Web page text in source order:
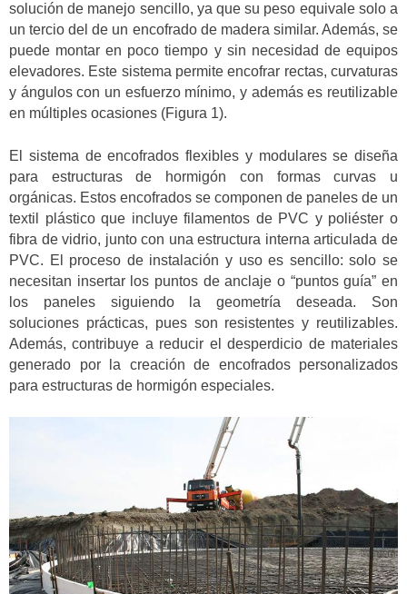
solución de manejo sencillo, ya que su peso equivale solo a
un tercio del de un encofrado de madera similar. Además, se
puede montar en poco tiempo y sin necesidad de equipos
elevadores. Este sistema permite encofrar rectas, curvaturas
y ángulos con un esfuerzo mínimo, y además es reutilizable
en múltiples ocasiones (Figura 1).
El sistema de encofrados flexibles y modulares se diseña
para estructuras de hormigón con formas curvas u
orgánicas. Estos encofrados se componen de paneles de un
textil plástico que incluye filamentos de PVC y poliéster o
fibra de vidrio, junto con una estructura interna articulada de
PVC. El proceso de instalación y uso es sencillo: solo se
necesitan insertar los puntos de anclaje o “puntos guía” en
los paneles siguiendo la geometría deseada. Son
soluciones prácticas, pues son resistentes y reutilizables.
Además, contribuye a reducir el desperdicio de materiales
generado por la creación de encofrados personalizados
para estructuras de hormigón especiales.